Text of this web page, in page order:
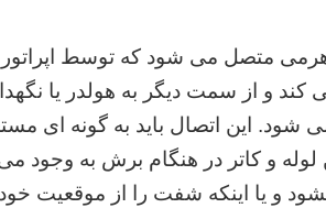
متصل می شود که توسط
و از سمت دیگر به هولدر یا
شود. این اتصال باید به گونه ای
و کاتر در هنگام برش به وجود
و یا اینکه شفت را از موقعیت خود